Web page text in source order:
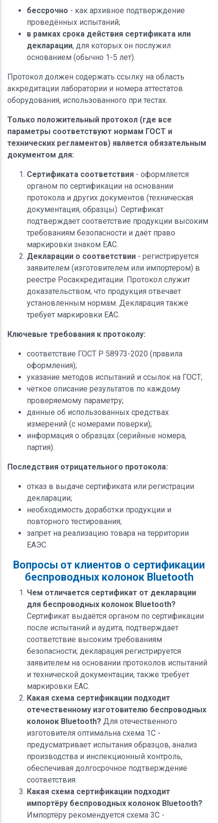
бессрочно - как архивное подтверждение
проведённых испытаний;
в рамках срока действия сертификата или
декларации, для которых он послужил
основанием (обычно 1-5 лет).
Протокол должен содержать ссылку на область
аккредитации лаборатории и номера аттестатов
оборудования, использованного при тестах.
Только положительный протокол (где все
параметры соответствуют нормам ГОСТ и
технических регламентов) является обязательным
документом для:
Сертификата соответствия - оформляется
органом по сертификации на основании
протокола и других документов (техническая
документация, образцы). Сертификат
подтверждает соответствие продукции высоким
требованиям безопасности и даёт право
маркировки знаком ЕАС.
Декларации о соответствии - регистрируется
заявителем (изготовителем или импортером) в
реестре Росаккредитации. Протокол служит
доказательством, что продукция отвечает
установленным нормам. Декларация также
требует маркировки ЕАС.
Ключевые требования к протоколу:
соответствие ГОСТ Р 58973-2020 (правила
оформления);
указание методов испытаний и ссылок на ГОСТ;
чёткое описание результатов по каждому
проверяемому параметру;
данные об использованных средствах
измерений (с номерами поверки);
информация о образцах (серийные номера,
партия).
Последствия отрицательного протокола:
отказ в выдаче сертификата или регистрации
декларации;
необходимость доработки продукции и
повторного тестирования;
запрет на реализацию товара на территории
ЕАЭС.
Вопросы от клиентов о сертификации
беспроводных колонок Bluetooth
Чем отличается сертификат от декларации
для беспроводных колонок Bluetooth?
Сертификат выдаётся органом по сертификации
после испытаний и аудита, подтверждает
соответствие высоким требованиям
безопасности; декларация регистрируется
заявителем на основании протоколов испытаний
и технической документации, также требует
маркировки ЕАС.
Какая схема сертификации подходит
отечественному изготовителю беспроводных
колонок Bluetooth? Для отечественного
изготовителя оптимальна схема 1С -
предусматривает испытания образцов, анализ
производства и инспекционный контроль,
обеспечивая долгосрочное подтверждение
соответствия.
Какая схема сертификации подходит
импортёру беспроводных колонок Bluetooth?
Импортёру рекомендуется схема 3С -